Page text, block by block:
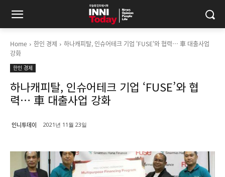
Home 한인 경제
하나캐피탈, 인슈어테크 기업 'FUSE'와 협력… 車 대출사업
강화
한인 경제
하나캐피탈, 인슈어테크 기업 ‘FUSE’와 협
력… 車 대출사업 강화
인니투데이 2021년 11월 23일